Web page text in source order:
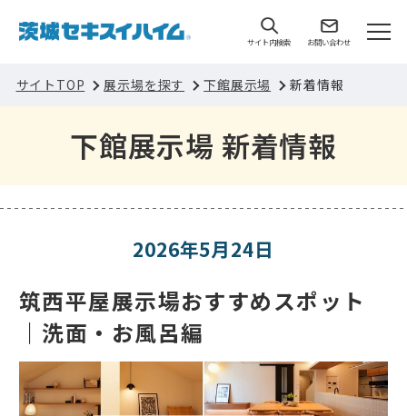
サイト内検索 お問い合わせ
サイトTOP 展示場を探す 下館展示場 新着情報
下館展示場 新着情報
2026年5月24日
筑西平屋展示場おすすめスポット
｜洗面・お風呂編